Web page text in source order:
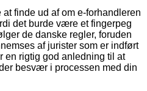
finde ud af om e-forhandleren
det burde være et fingerpeg
de danske regler, foruden
af jurister som er indført
en rigtig god anledning til at
besvær i processen med din